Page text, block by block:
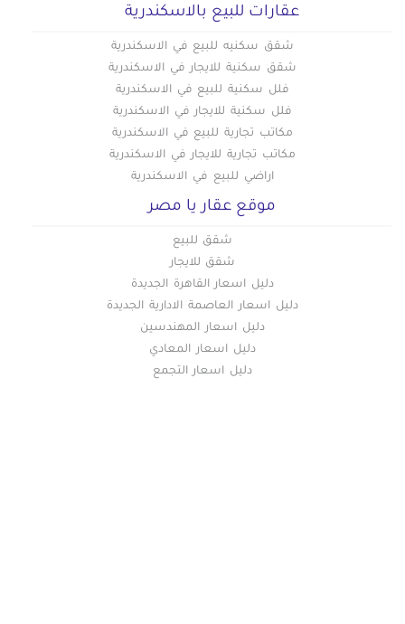
عقارات للبيع بالاسكندرية
شقق سكنيه للبيع في الاسكندرية
شقق سكنية للايجار في الاسكندرية
فلل سكنية للبيع في الاسكندرية
فلل سكنية للايجار في الاسكندرية
مكاتب تجارية للبيع في الاسكندرية
مكاتب تجارية للايجار في الاسكندرية
اراضي للبيع في الاسكندرية
موقع عقار يا مصر
شقق للبيع
شقق للايجار
دليل اسعار القاهرة الجديدة
دليل اسعار العاصمة الادارية الجديدة
دليل اسعار المهندسين
دليل اسعار المعادي
دليل اسعار التجمع